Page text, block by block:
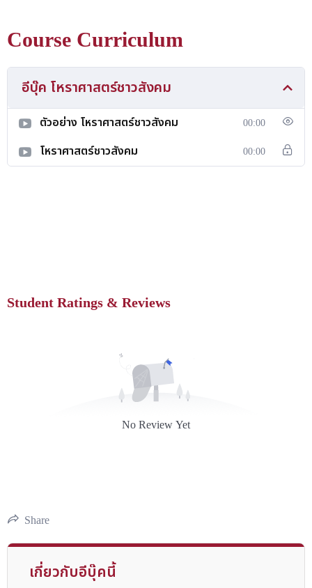
Course Curriculum
อีบุ๊ค โหราศาสตร์ชาวสังคม
ตัวอย่าง โหราศาสตร์ชาวสังคม 00:00
โหราศาสตร์ชาวสังคม 00:00
Student Ratings & Reviews
No Review Yet
Share
เกี่ยวกับอีบุ๊คนี้